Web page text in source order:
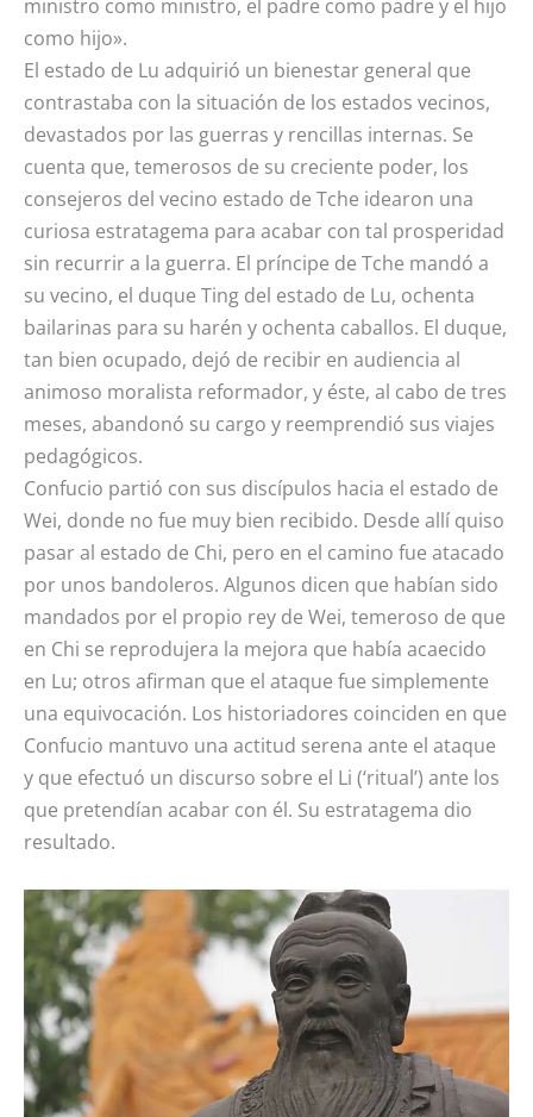
ministro como ministro, el padre como padre y el hijo
como hijo».
El estado de Lu adquirió un bienestar general que
contrastaba con la situación de los estados vecinos,
devastados por las guerras y rencillas internas. Se
cuenta que, temerosos de su creciente poder, los
consejeros del vecino estado de Tche idearon una
curiosa estratagema para acabar con tal prosperidad
sin recurrir a la guerra. El príncipe de Tche mandó a
su vecino, el duque Ting del estado de Lu, ochenta
bailarinas para su harén y ochenta caballos. El duque,
tan bien ocupado, dejó de recibir en audiencia al
animoso moralista reformador, y éste, al cabo de tres
meses, abandonó su cargo y reemprendió sus viajes
pedagógicos.
Confucio partió con sus discípulos hacia el estado de
Wei, donde no fue muy bien recibido. Desde allí quiso
pasar al estado de Chi, pero en el camino fue atacado
por unos bandoleros. Algunos dicen que habían sido
mandados por el propio rey de Wei, temeroso de que
en Chi se reprodujera la mejora que había acaecido
en Lu; otros afirman que el ataque fue simplemente
una equivocación. Los historiadores coinciden en que
Confucio mantuvo una actitud serena ante el ataque
y que efectuó un discurso sobre el Li (‘ritual’) ante los
que pretendían acabar con él. Su estratagema dio
resultado.